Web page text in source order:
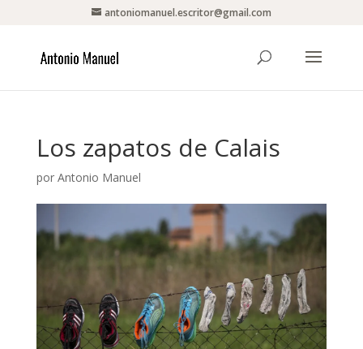
antoniomanuel.escritor@gmail.com
Los zapatos de Calais
por Antonio Manuel